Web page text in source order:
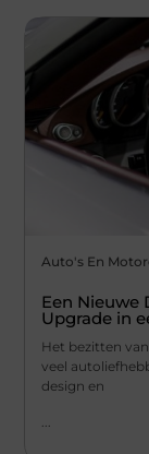
Auto's En
Een Nieuwe
Upgrade in
Het bezitten
veel
design en